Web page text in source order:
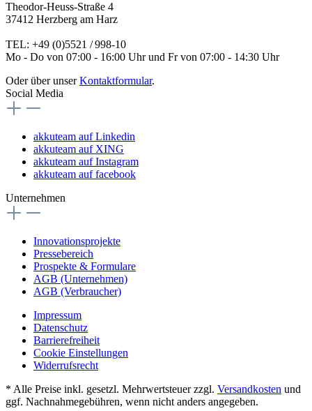
Theodor-Heuss-Straße 4
37412 Herzberg am Harz
TEL: +49 (0)5521 / 998-10
Mo - Do von 07:00 - 16:00 Uhr und Fr von 07:00 - 14:30 Uhr
Oder über unserKontaktformular.
Social Media
akkuteam auf Linkedin
akkuteam auf XING
akkuteam auf Instagram
akkuteam auf facebook
Unternehmen
Innovationsprojekte
Pressebereich
Prospekte & Formulare
AGB (Unternehmen)
AGB (Verbraucher)
Impressum
Datenschutz
Barrierefreiheit
Cookie Einstellungen
Widerrufsrecht
* Alle Preise inkl. gesetzl. Mehrwertsteuer zzgl. Versandkosten und
ggf. Nachnahmegebühren, wenn nicht anders angegeben.